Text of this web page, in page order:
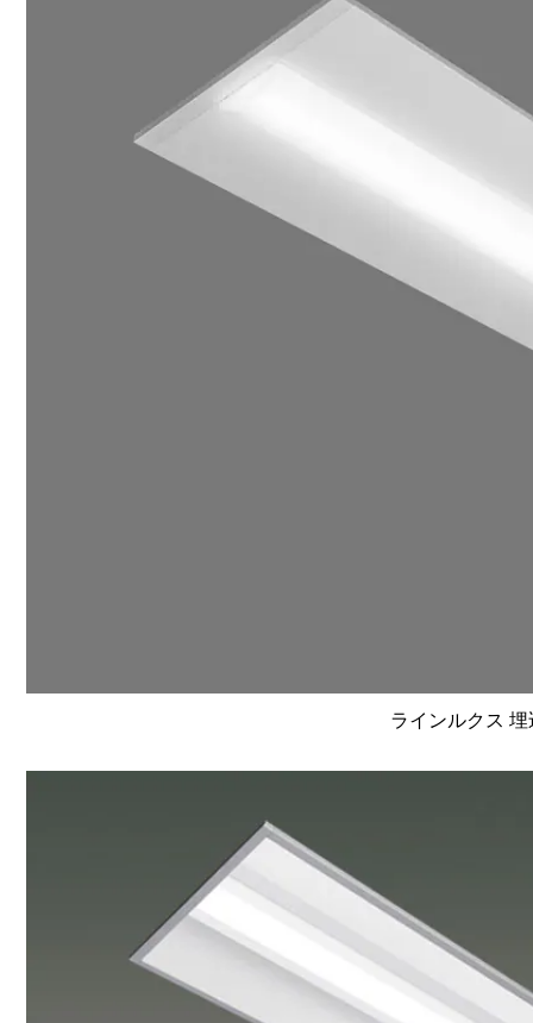
ラインルクス